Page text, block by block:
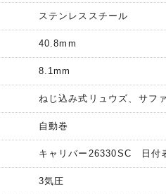
ステンレススチール
40.8mm
8.1mm
ねじ込み式リュウズ、サフ
自動巻
キャリバー26330SC 日付
3気圧